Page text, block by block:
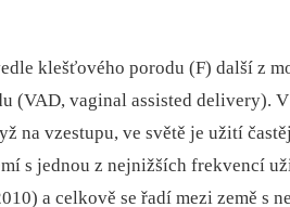
klešťového porodu (F) další z
(VAD, vaginal assisted delivery).
na vzestupu, ve světě je užití
s jednou z nejnižších frekvencí
a celkově se řadí mezi země s